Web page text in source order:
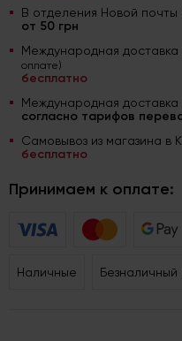
В отделения Новой почты
от 50 грн
Международная доставка
оплате)
бесплатно
Международная доставка
согласно тарифов
Самовывоз из магазина в
бесплатно
Принимаем к оплате:
Наличные